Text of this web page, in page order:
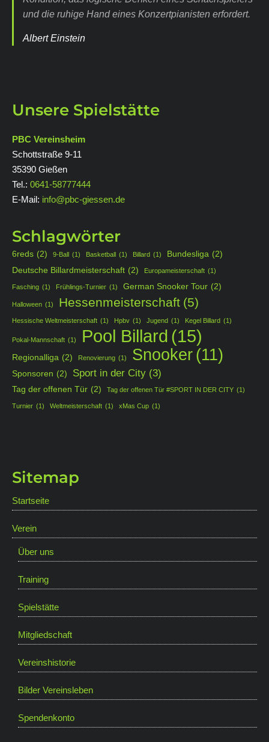
und die ruhige Hand eines Konzertpianisten erfordert.
Albert Einstein
Unsere Spielstätte
PBC Vereinsheim
Schottstraße 9-11
35390 Gießen
Tel.: 0641-58777444
E-Mail: info@pbc-giessen.de
Schlagwörter
6reds (2) 9-Ball (1) Basketball (1) Billard (1) Bundesliga (2)
Deutsche Billardmeisterschaft (2) Europameisterschaft (1)
Fasching (1) Frühlings-Turnier (1) German Snooker Tour (2)
Halloween (1) Hessenmeisterschaft (5)
Hessische Weltmeisterschaft (1) Hpbv (1) Jugend (1) Kegel Billard (1)
Pokal-Mannschaft (1) Pool Billard (15)
Regionalliga (2) Renovierung (1) Snooker (11)
Sponsoren (2) Sport in der City (3)
Tag der offenen Tür (2) Tag der offenen Tür #SPORT IN DER CITY (1)
Turnier (1) Weltmeisterschaft (1) xMas Cup (1)
Sitemap
Startseite
Verein
Über uns
Training
Spielstätte
Mitgliedschaft
Vereinshistorie
Bilder Vereinsleben
Spendenkonto